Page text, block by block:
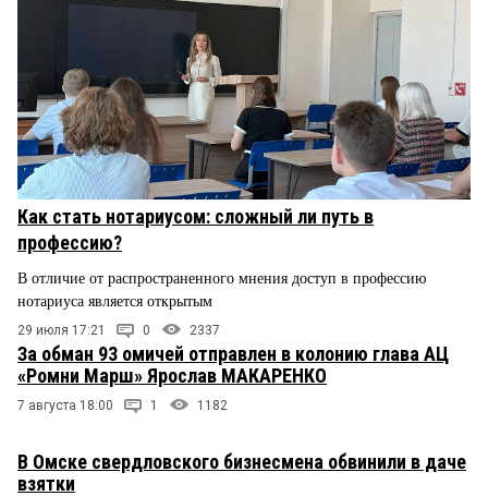
Как стать нотариусом: сложный ли путь в
профессию?
В отличие от распространенного мнения доступ в профессию
нотариуса является открытым
29 июля 17:21 0 2337
За обман 93 омичей отправлен в колонию глава АЦ
«Ромни Марш» Ярослав МАКАРЕНКО
7 августа 18:00 1 1182
В Омске свердловского бизнесмена обвинили в даче
взятки